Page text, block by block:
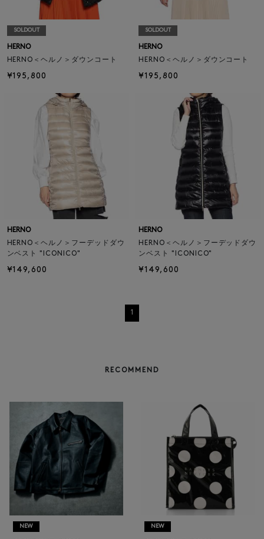
SOLDOUT
HERNO
HERNO＜ヘルノ＞ダウンコート
¥195,800
SOLDOUT
HERNO
HERNO＜ヘルノ＞ダウンコート
¥195,800
HERNO
HERNO＜ヘルノ＞フーデッドダウ
ンベスト "ICONICO"
¥149,600
HERNO
HERNO＜ヘルノ＞フーデッドダウ
ンベスト "ICONICO"
¥149,600
1
RECOMMEND
NEW NEW